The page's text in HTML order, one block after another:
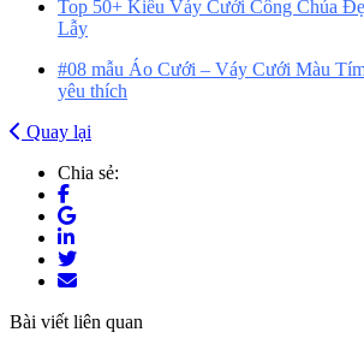
Top 50+ Kiểu Váy Cưới Công Chúa
Lẫy
#08 mẫu Áo Cưới – Váy Cưới Màu
yêu thích
Quay lại
Chia sẻ:
Bài viết liên quan